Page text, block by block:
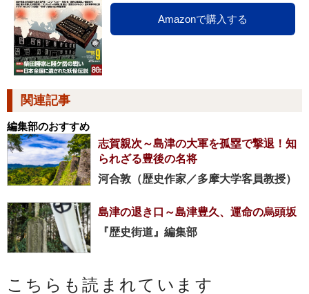
Amazonで購入する
関連記事
編集部のおすすめ
志賀親次～島津の大軍を孤塁で撃退！知
られざる豊後の名将
河合敦（歴史作家／多摩大学客員教授）
島津の退き口～島津豊久、運命の烏頭坂
『歴史街道』編集部
こちらも読まれています